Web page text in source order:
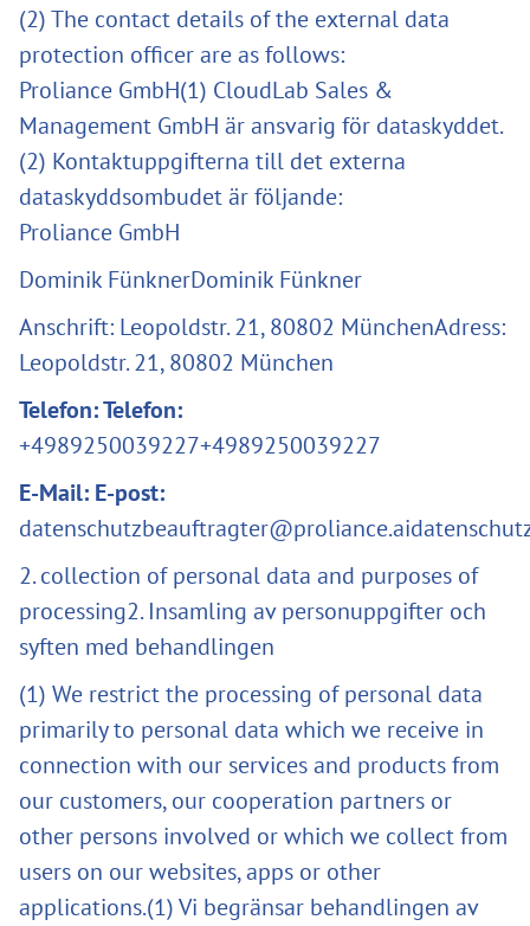
(2) The contact details of the external data
protection officer are as follows:
Proliance GmbH(1) CloudLab Sales &
Management GmbH är ansvarig för dataskyddet.
(2) Kontaktuppgifterna till det externa
dataskyddsombudet är följande:
Proliance GmbH
Dominik FünknerDominik Fünkner
Anschrift: Leopoldstr. 21, 80802 MünchenAdress:
Leopoldstr. 21, 80802 München
Telefon: Telefon:
+4989250039227+4989250039227
E-Mail: E-post:
2. collection of personal data and purposes of
processing2. Insamling av personuppgifter och
syften med behandlingen
(1) We restrict the processing of personal data
primarily to personal data which we receive in
connection with our services and products from
our customers, our cooperation partners or
other persons involved or which we collect from
users on our websites, apps or other
applications.(1) Vi begränsar behandlingen av